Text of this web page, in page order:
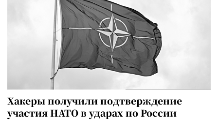
Хакеры получили подтверждение
участия НАТО в ударах по России